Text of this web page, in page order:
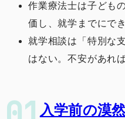
作業療法士は子ども
価し、就学までにで
就学相談は「特別な
はない。不安があれ
入学前の漠